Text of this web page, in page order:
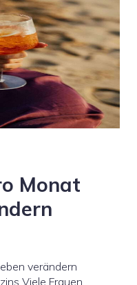
Monat
verändern
Viele Frauen